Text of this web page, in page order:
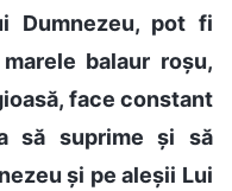
Dumnezeu, pot fi
balaur roșu,
face constant
să suprime și să
și pe aleșii Lui